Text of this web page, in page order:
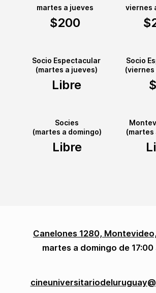
martes a jueves
$200
viernes
Socio Espectacular
(martes a jueves)
Libre
Socio
(viernes
Socies
(martes a domingo)
Libre
(martes
Canelones 1280,
martes a domingo de 17:00